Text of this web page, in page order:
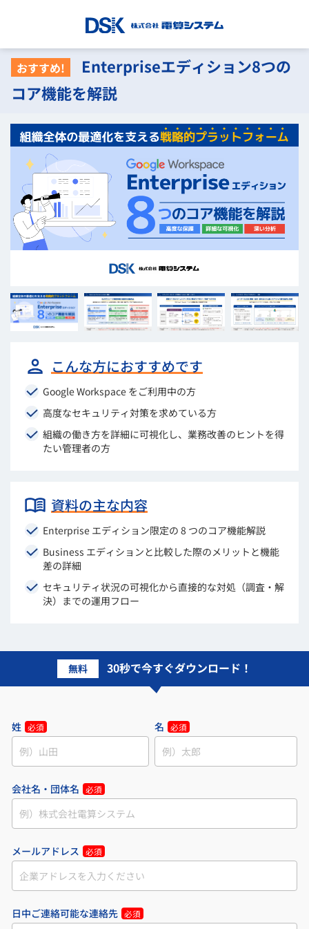
おすすめ!
Enterpriseエディション8つの
コア機能を解説
こんな方におすすめです
Google Workspace をご利用中の方
高度なセキュリティ対策を求めている方
組織の働き方を詳細に可視化し、業務改善のヒントを得
たい管理者の方
資料の主な内容
Enterprise エディション限定の 8 つのコア機能解説
Business エディションと比較した際のメリットと機能
差の詳細
セキュリティ状況の可視化から直接的な対処（調査・解
決）までの運用フロー
無料 30秒で今すぐダウンロード！
姓 必須 名 必須
会社名・団体名 必須
メールアドレス 必須
日中ご連絡可能な連絡先 必須